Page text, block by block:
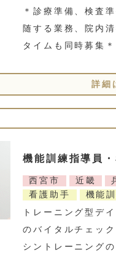
＊診療準備、検査
随する業務、院内
タイムも同時募集
詳細
機能訓練指導員
西宮市 近畿
看護助手
機能
トレーニング型デ
のバイタルチェッ
シントレーニング